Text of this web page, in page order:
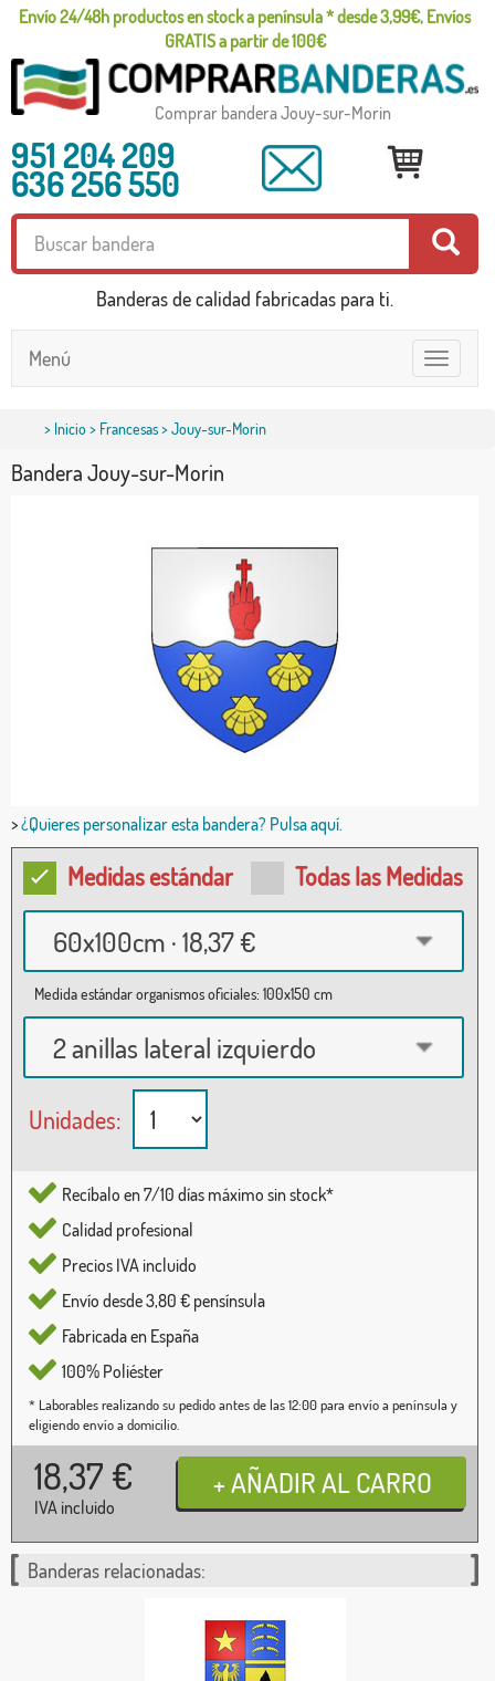
Envío 24/48h productos en stock a península * desde 3,99€, Envíos
GRATIS a partir de 100€
Comprar bandera Jouy-sur-Morin
951 204 209
636 256 550
Banderas de calidad fabricadas para ti.
Toggle
navigation
Menú
> Inicio> Francesas> Jouy-sur-Morin
Bandera Jouy-sur-Morin
>¿Quieres personalizar esta bandera? Pulsa aquí.
Medidas estándar Todas las Medidas
60x100cm · 18,37 €
Medida estándar organismos oficiales: 100x150 cm
2 anillas lateral izquierdo
Unidades:
Recíbalo en 7/10 días máximo sin stock*
Calidad profesional
Precios IVA incluido
Envío desde 3,80 € pensínsula
Fabricada en España
100% Poliéster
* Laborables realizando su pedido antes de las 12:00 para envío a península y
eligiendo envío a domicilio.
18,37 €
IVA incluido
Banderas relacionadas: